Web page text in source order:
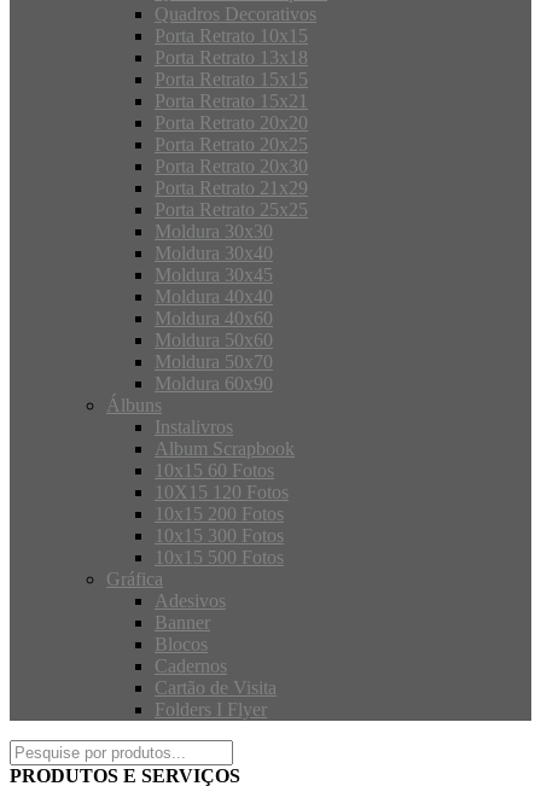
Quadros Decorativos
Porta Retrato 10x15
Porta Retrato 13x18
Porta Retrato 15x15
Porta Retrato 15x21
Porta Retrato 20x20
Porta Retrato 20x25
Porta Retrato 20x30
Porta Retrato 21x29
Porta Retrato 25x25
Moldura 30x30
Moldura 30x40
Moldura 30x45
Moldura 40x40
Moldura 40x60
Moldura 50x60
Moldura 50x70
Moldura 60x90
Álbuns
Instalivros
Album Scrapbook
10x15 60 Fotos
10X15 120 Fotos
10x15 200 Fotos
10x15 300 Fotos
10x15 500 Fotos
Gráfica
Adesivos
Banner
Blocos
Cadernos
Cartão de Visita
Folders I Flyer
PRODUTOS E SERVIÇOS